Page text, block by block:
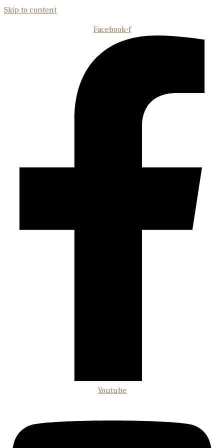
Skip to content
Facebook-f
Youtube